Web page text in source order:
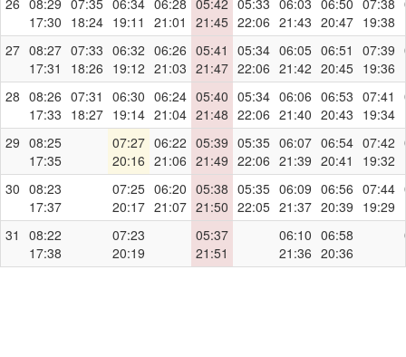
26 08:29
17:30
07:35
18:24
06:34
19:11
06:28
21:01
05:42
21:45
05:33
22:06
06:03
21:43
06:50
20:47
07:38
19:38
27 08:27
17:31
07:33
18:26
06:32
19:12
06:26
21:03
05:41
21:47
05:34
22:06
06:05
21:42
06:51
20:45
07:39
19:36
28 08:26
17:33
07:31
18:27
06:30
19:14
06:24
21:04
05:40
21:48
05:34
22:06
06:06
21:40
06:53
20:43
07:41
19:34
29 08:25
17:35
07:27
20:16
06:22
21:06
05:39
21:49
05:35
22:06
06:07
21:39
06:54
20:41
07:42
19:32
30 08:23
17:37
07:25
20:17
06:20
21:07
05:38
21:50
05:35
22:05
06:09
21:37
06:56
20:39
07:44
19:29
31
08:22
17:38
07:23
20:19
05:37
21:51
06:10
21:36
06:58
20:36